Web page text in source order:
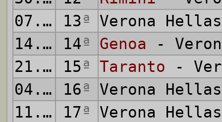
07.12.1980
13ª
Verona
14.12.1980
14ª Genoa -
21.12.1980
15ª Taranto -
04.01.1981
16ª
Verona
11.01.1981
17ª
Verona